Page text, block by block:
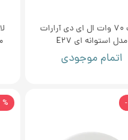
لامپ 70 وات ال ای دی آرارات
مدل استوانه ای E27
اتمام موجودی
% 9 -